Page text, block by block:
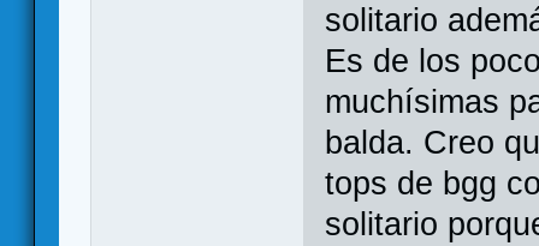
solitario
Es de los
muchísimas
balda. Creo
tops de bgg
solitario